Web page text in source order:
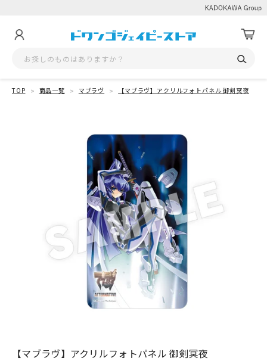
TOP 商品一覧 マブラヴ 【マブラヴ】アクリルフォトパネル 御剣冥夜
【マブラヴ】アクリルフォトパネル 御剣冥夜